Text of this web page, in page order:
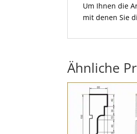
Um Ihnen die
mit denen Sie
Ähnliche